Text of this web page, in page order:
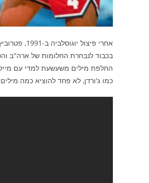
בכבוד לנבחרת החלומות של ארה"ב
החלפת מילים משעשעת למדי עם
כמו ג'ורדן, לא פחד להוציא כמה